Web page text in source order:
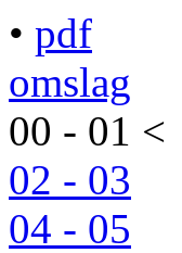
• pdf
omslag
00 - 01 <
02 - 03
04 - 05